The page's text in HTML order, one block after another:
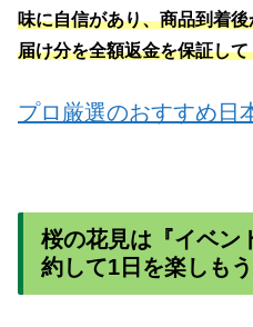
味に自信があり、商品到着
届け分を全額返金を保証し
プロ厳選のおすすめ日
桜の花見は『イベン
約して1日を楽しもう